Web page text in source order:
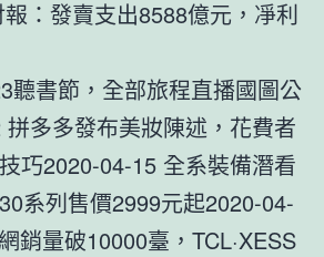
：發賣支出8588億元，凈利
聽書節，全部旅程直播國圖公
多多發布美妝陳述，花費者
巧2020-04-15 全系裝備潛看
系列售價2999元起2020-04-
銷量破10000臺，TCL·XESS